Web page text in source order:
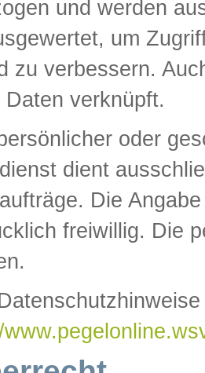
und werden
um
zu verbessern.
verknüpft.
oder
dient
Die
freiwillig. Die